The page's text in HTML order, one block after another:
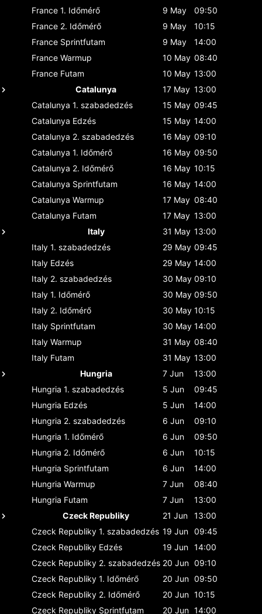
France 1. Időmérő 9 May
09:50
France 2. Időmérő 9 May
10:15
France Sprintfutam 9 May
14:00
France Warmup 10 May 08:40
France Futam 10 May 13:00
Catalunya
17 May 13:00
Catalunya 1. szabadedzés 15 May 09:45
Catalunya Edzés 15 May 14:00
Catalunya 2. szabadedzés 16 May 09:10
Catalunya 1. Időmérő 16 May 09:50
Catalunya 2. Időmérő 16 May 10:15
Catalunya Sprintfutam 16 May 14:00
Catalunya Warmup 17 May 08:40
Catalunya Futam 17 May 13:00
Italy
31 May 13:00
Italy 1. szabadedzés 29 May 09:45
Italy Edzés 29 May 14:00
Italy 2. szabadedzés 30 May 09:10
Italy 1. Időmérő 30 May 09:50
Italy 2. Időmérő 30 May 10:15
Italy Sprintfutam 30 May 14:00
Italy Warmup 31 May 08:40
Italy Futam 31 May 13:00
Hungria
7 Jun
13:00
Hungria 1. szabadedzés 5 Jun
09:45
Hungria Edzés 5 Jun
14:00
Hungria 2. szabadedzés 6 Jun
09:10
Hungria 1. Időmérő 6 Jun
09:50
Hungria 2. Időmérő 6 Jun
10:15
Hungria Sprintfutam 6 Jun
14:00
Hungria Warmup 7 Jun
08:40
Hungria Futam 7 Jun
13:00
Czeck Republiky
21 Jun
13:00
Czeck Republiky 1. szabadedzés 19 Jun 09:45
Czeck Republiky Edzés 19 Jun 14:00
Czeck Republiky 2. szabadedzés 20 Jun 09:10
Czeck Republiky 1. Időmérő 20 Jun 09:50
Czeck Republiky 2. Időmérő 20 Jun 10:15
Czeck Republiky Sprintfutam 20 Jun 14:00